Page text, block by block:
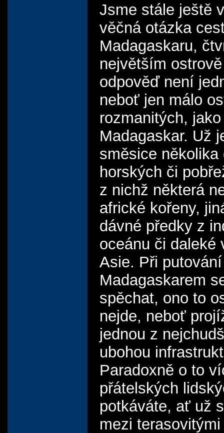
Jsme stále ještě
věčná otázka
Madagaskaru,
největším
odpověď není
neboť jen málo
rozmanitých,
Madagaskar. Už
směsice několika
horských či
z nichž některá
africké kořeny,
dávné předky z
oceánu či daleké
Asie. Při putování
Madagaskarem
spěchat, ono to
nejde, neboť
jednou z
ubohou
Paradoxně o to
přátelských
potkáváte, ať už
mezi